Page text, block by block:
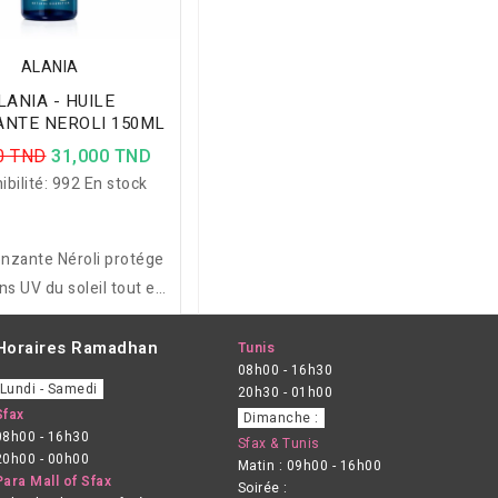
ALANIA
- HUILE
NEROLI 150ML
TND31,000 TND
992 En stock
Néroli protége
UV du soleil tout en
le bronzage naturel.
Ramadhan
Lundi - Samedi
- 16h30
- 00h00
Mall of Sfax
Tunis
08h00 - 16h30
20h30 - 01h00
Dimanche :
Sfax & Tunis
Matin : 09h00 - 16h00
Soirée :